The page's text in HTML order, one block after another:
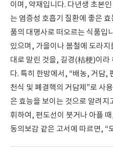
이며, 약재입니다. 다년생 초본
는 염증성 호흡기 질환에 좋은
품의 대명사로 떠오르는 식품입
있으며, 가을이나 봄철에 도라
대로 말린 것을, 길경(桔梗)이라
다. 특히 한방에서, “배농, 거담,
천식 및 폐결핵의 거담제”로 사
은 효능을 보이는 것으로 알려지
휘하여, 편도선이 붓거나 아플
동의보감 같은 고서에 따르면, “